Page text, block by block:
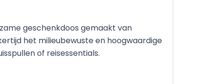
geschenkdoos gemaakt van
het milieubewuste en hoogwaardige
of reisessentials.